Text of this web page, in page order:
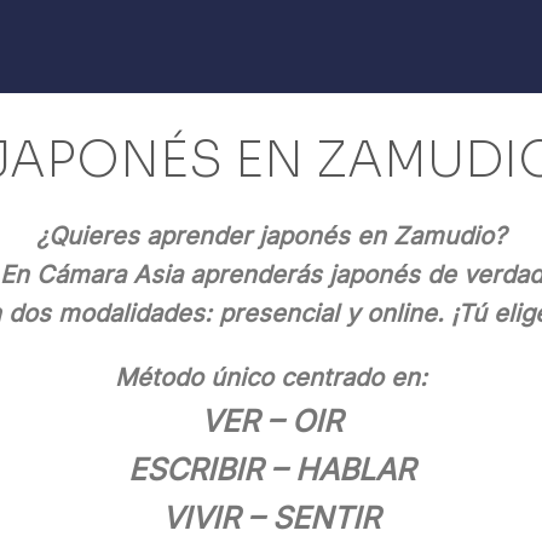
EN
¿Quieres aprender japonés en Zamudio?
En Cámara Asia aprenderás japonés de verdad
dos modalidades: presencial y online. ¡Tú
Método único centrado en:
VER – OIR
ESCRIBIR – HABLAR
VIVIR – SENTIR